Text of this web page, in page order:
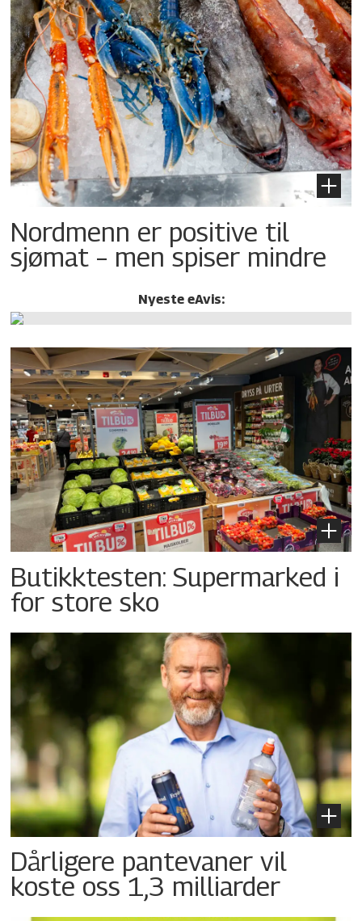
Nordmenn er positive til
sjømat – men spiser mindre
Nyeste eAvis:
Butikktesten: Supermarked i
for store sko
Dårligere pantevaner vil
koste oss 1,3 milliarder